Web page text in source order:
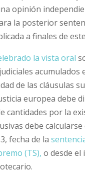
opinión
la posterior
a finales de
la vista oral
acumulados
de las cláusulas
europea debe
cantidades por la
debe calcularse
fecha de la
(TS), o desde el